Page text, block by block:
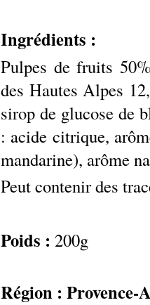
Ingrédients :
Pulpes de fruits
des Hautes Alpes
sirop de glucose de
: acide citrique,
mandarine), arôme
Peut contenir des
Poids : 200g
Région : Provence-